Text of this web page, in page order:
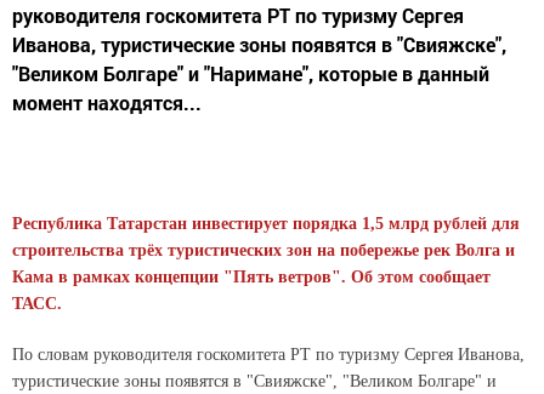
руководителя госкомитета РТ по туризму Сергея
Иванова, туристические зоны появятся в "Свияжске",
"Великом Болгаре" и "Наримане", которые в данный
момент находятся...
Республика Татарстан инвестирует порядка 1,5 млрд рублей для
строительства трёх туристических зон на побережье рек Волга и
Кама в рамках концепции "Пять ветров". Об этом сообщает
ТАСС.
По словам руководителя госкомитета РТ по туризму Сергея Иванова,
туристические зоны появятся в "Свияжске", "Великом Болгаре" и